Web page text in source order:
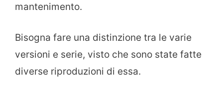
mantenimento.
Bisogna fare una distinzione tra le varie
versioni e serie, visto che sono state fatte
diverse riproduzioni di essa.